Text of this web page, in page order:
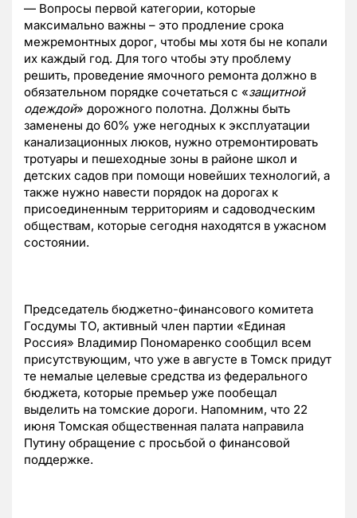
— Вопросы первой категории, которые
максимально важны – это продление срока
межремонтных дорог, чтобы мы хотя бы не копали
их каждый год. Для того чтобы эту проблему
решить, проведение ямочного ремонта должно в
обязательном порядке сочетаться с «защитной
одеждой» дорожного полотна. Должны быть
заменены до 60% уже негодных к эксплуатации
канализационных люков, нужно отремонтировать
тротуары и пешеходные зоны в районе школ и
детских садов при помощи новейших технологий, а
также нужно навести порядок на дорогах к
присоединенным территориям и садоводческим
обществам, которые сегодня находятся в ужасном
состоянии.
Председатель бюджетно-финансового комитета
Госдумы ТО, активный член партии «Единая
Россия» Владимир Пономаренко сообщил всем
присутствующим, что уже в августе в Томск придут
те немалые целевые средства из федерального
бюджета, которые премьер уже пообещал
выделить на томские дороги. Напомним, что 22
июня Томская общественная палата направила
Путину обращение с просьбой о финансовой
поддержке.